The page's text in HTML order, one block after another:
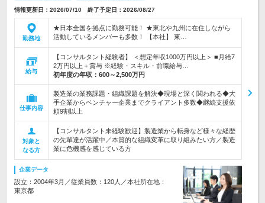
情報更新日：2026/07/10 終了予定日：2026/08/27
勤務地
★日本全国を拠点に勤務可能！ ★東北や九州に在住しながら
活動しているメンバーも多数！ 【本社】 東…
給与
【コンサルタント経験者】 ＜想定年収1000万円以上＞ ■月給7
2万円以上＋賞与 ※経験・スキル・前職給与…
初年度の年収： 600～2,500万円
仕事内容
製造業の業務課題・組織課題を解決◆現場と深く関われる◆大
手企業からベンチャー企業までクライアント多数◆継続支援依
頼9割以上
対象と
なる方
【コンサルタント未経験歓迎】製造業から転身など様々な経歴
の先輩達が活躍中／本質的な組織変革に取り組みたい方／製造
業に危機感を感じている方
企業データ
設立：2004年3月／従業員数：120人／本社所在地：
東京都